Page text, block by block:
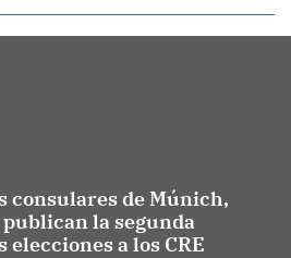
consulares de Múnich,
la segunda
a los CRE